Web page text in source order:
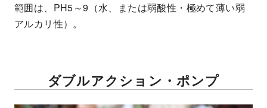
範囲は、PH5～9（水、または弱酸性・極めて薄い弱
アルカリ性）。
ダブルアクション・ポンプ